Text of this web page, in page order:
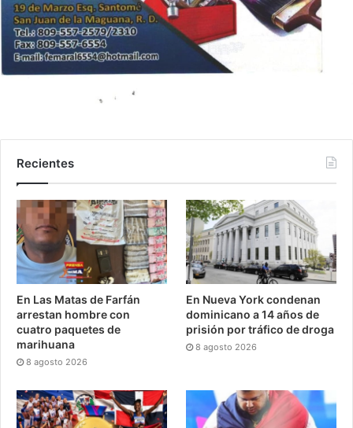
Recientes
En Las Matas de Farfán
arrestan hombre con
cuatro paquetes de
marihuana
8 agosto 2026
En Nueva York condenan
dominicano a 14 años de
prisión por tráfico de droga
8 agosto 2026